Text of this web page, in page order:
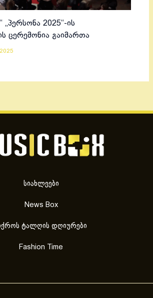
2025“-ის
ცერემონია გაიმართა
სიახლეები
News Box
ტალღის დღიურები
Fashion Time